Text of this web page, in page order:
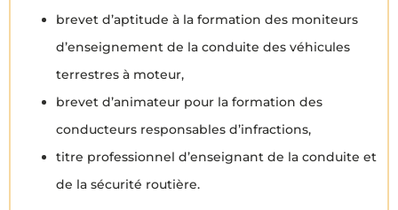
brevet d’aptitude à la formation des moniteurs
d’enseignement de la conduite des véhicules
terrestres à moteur,
brevet d’animateur pour la formation des
conducteurs responsables d’infractions,
titre professionnel d’enseignant de la conduite et
de la sécurité routière.